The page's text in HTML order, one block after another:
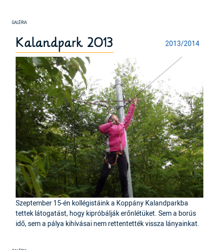
2013/2014
Kalandpark 2013
Szeptember 15-én kollégistáink a Koppány Kalandparkba
tettek látogatást, hogy kipróbálják erőnlétüket. Sem a borús
idő, sem a pálya kihívásai nem rettentették vissza lányainkat.